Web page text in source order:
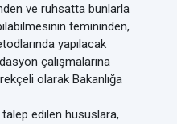
ve ruhsatta bunlarla
temininden,
yapılacak
çalışmalarına
olarak Bakanlığa
talep edilen hususlara,